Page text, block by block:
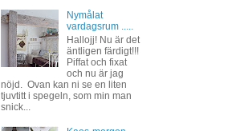
Nymålat
vardagsrum .....
Hallojj! Nu är det
äntligen färdigt!!!
Piffat och fixat
och nu är jag
nöjd. Ovan kan ni se en liten
tjuvtitt i spegeln, som min man
snick...